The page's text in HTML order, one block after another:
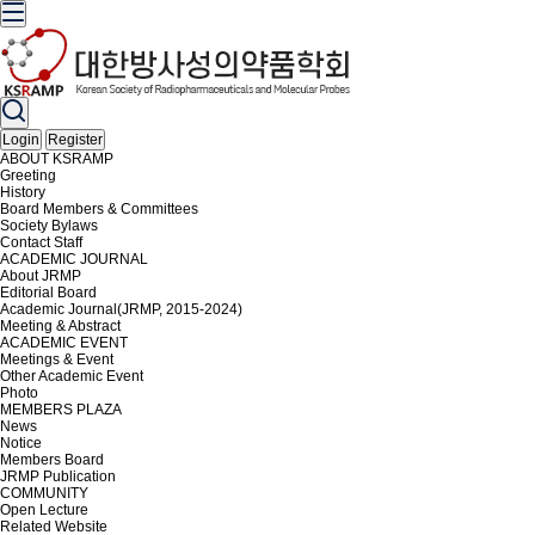
Login
Register
ABOUT KSRAMP
Greeting
History
Board Members & Committees
Society Bylaws
Contact Staff
ACADEMIC JOURNAL
About JRMP
Editorial Board
Academic Journal(JRMP, 2015-2024)
Meeting & Abstract
ACADEMIC EVENT
Meetings & Event
Other Academic Event
Photo
MEMBERS PLAZA
News
Notice
Members Board
JRMP Publication
COMMUNITY
Open Lecture
Related Website